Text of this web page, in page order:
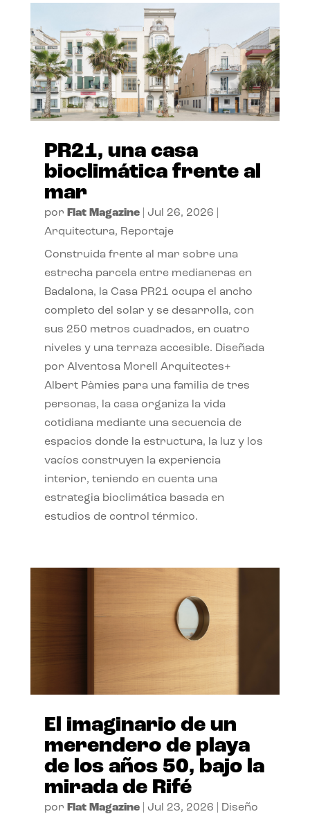
PR21, una casa
bioclimática frente al
mar
por Flat Magazine| Jul 26, 2026
Arquitectura, Reportaje
Construida frente al mar sobre una
estrecha parcela entre medianeras en
Badalona, la Casa PR21 ocupa el ancho
completo del solar y se desarrolla, con
sus 250 metros cuadrados, en cuatro
niveles y una terraza accesible. Diseñada
por Alventosa Morell Arquitectes+
Albert Pàmies para una familia de tres
personas, la casa organiza la vida
cotidiana mediante una secuencia de
espacios donde la estructura, la luz y los
vacíos construyen la experiencia
interior, teniendo en cuenta una
estrategia bioclimática basada en
estudios de control térmico.
El imaginario de un
merendero de playa
de los años 50, bajo la
mirada de Rifé
por Flat Magazine| Jul 23, 2026 Diseño